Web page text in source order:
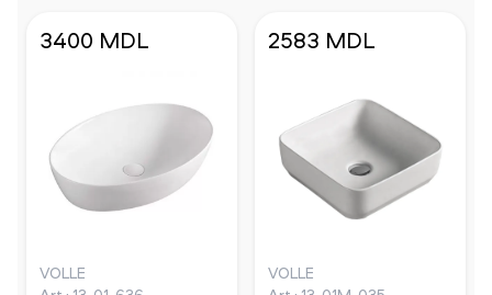
3400 MDL
VOLLE
2583 MDL
VOLLE